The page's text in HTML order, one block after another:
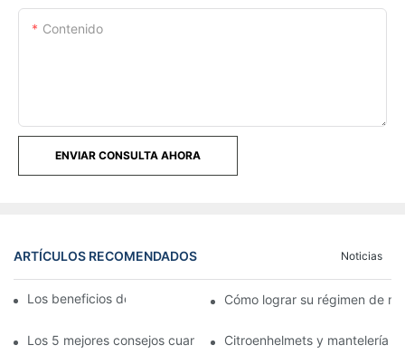
Contenido
ENVIAR CONSULTA AHORA
ARTÍCULOS RECOMENDADOS Noticias
Los beneficios del banquete de linoCómo lograr su régimen de
Los 5 mejores consejos cuando se trata de mantelería para
Citroenhelmets y mantelería